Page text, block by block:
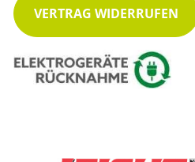
VERTRAG WIDERRUFEN